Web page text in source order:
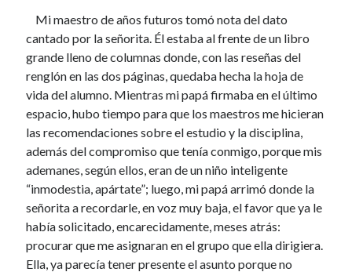
“MI VIEJO”
23 junio, 2024
LA VENTANA
17 junio, 2024
LO MOTILARON POR CAJETILLAS
7 enero, 2024
UNA ANÉCDOTA DE DON ARGEMIRO
10 diciembre, 2023
UN ROCE MECANOGRÁFICO
19 octubre, 2023
UNA RODADA DE PEPE LUIS
3 septiembre, 2023
PESADUMBRES
8 agosto, 2023
DON ALFONSO RODRÍGUEZ CANO
21 julio, 2023
Mi maestro de años futuros tomó nota del dato
cantado por la señorita. Él estaba al frente de un libro
grande lleno de columnas donde, con las reseñas del
renglón en las dos páginas, quedaba hecha la hoja de
vida del alumno. Mientras mi papá firmaba en el último
espacio, hubo tiempo para que los maestros me hicieran
las recomendaciones sobre el estudio y la disciplina,
además del compromiso que tenía conmigo, porque mis
ademanes, según ellos, eran de un niño inteligente
“inmodestia, apártate”; luego, mi papá arrimó donde la
señorita a recordarle, en voz muy baja, el favor que ya le
había solicitado, encarecidamente, meses atrás:
procurar que me asignaran en el grupo que ella dirigiera.
Ella, ya parecía tener presente el asunto porque no